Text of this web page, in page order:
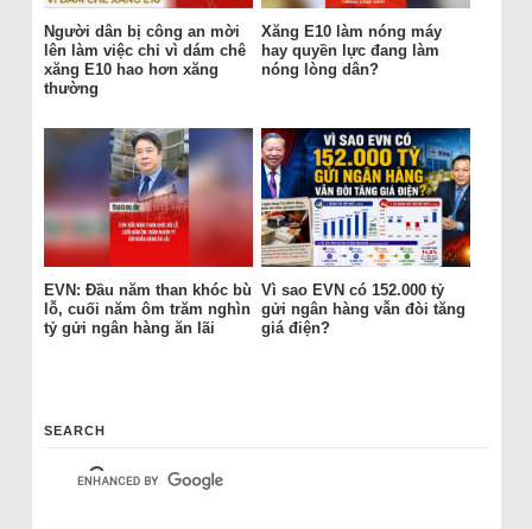
Người dân bị công an mời
lên làm việc chỉ vì dám chê
xăng E10 hao hơn xăng
thường
Xăng E10 làm nóng máy
hay quyền lực đang làm
nóng lòng dân?
EVN: Đầu năm than khóc bù
lỗ, cuối năm ôm trăm nghìn
tỷ gửi ngân hàng ăn lãi
Vì sao EVN có 152.000 tỷ
gửi ngân hàng vẫn đòi tăng
giá điện?
SEARCH